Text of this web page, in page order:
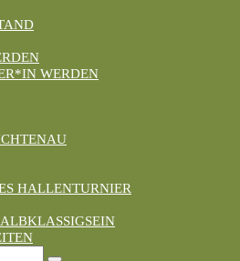
WERDEN
HALLENTURNIER